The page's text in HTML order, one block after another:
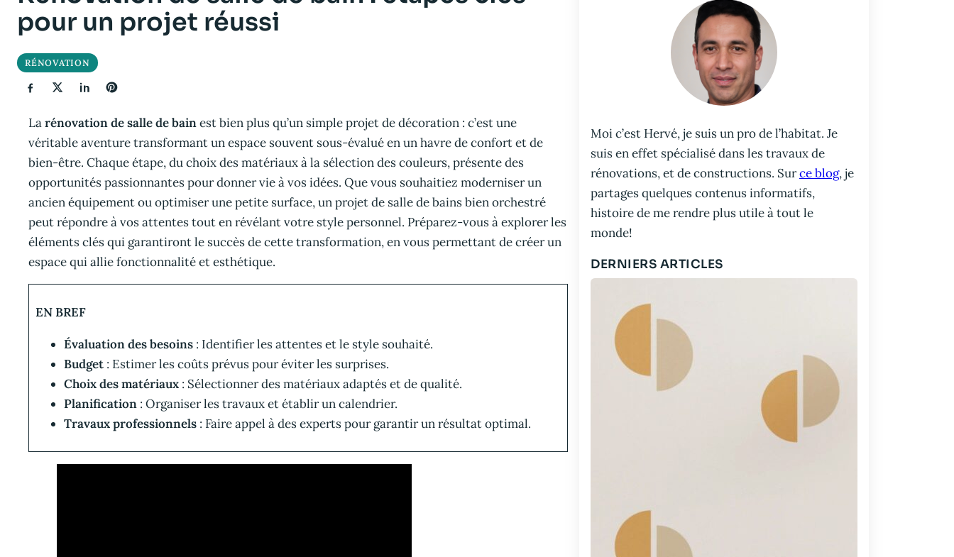
pour un projet réussi
RÉNOVATION
Larénovation de salle de bainest bien plus qu’un simple projet de décoration : c’est une
véritable aventure transformant un espace souvent sous-évalué en un havre de confort et de
bien-être. Chaque étape, du choix des matériaux à la sélection des couleurs, présente des
opportunités passionnantes pour donner vie à vos idées. Que vous souhaitiez moderniser un
ancien équipement ou optimiser une petite surface, un projet de salle de bains bien orchestré
peut répondre à vos attentes tout en révélant votre style personnel. Préparez-vous à explorer les
éléments clés qui garantiront le succès de cette transformation, en vous permettant de créer un
espace qui allie fonctionnalité et esthétique.
EN BREF
Évaluation des besoins: Identifier les attentes et le style souhaité.
Budget: Estimer les coûts prévus pour éviter les surprises.
Choix des matériaux: Sélectionner des matériaux adaptés et de qualité.
Planification: Organiser les travaux et établir un calendrier.
Travaux professionnels: Faire appel à des experts pour garantir un résultat optimal.
Moi c’est Hervé, je suis un pro de l’habitat. Je
suis en effet spécialisé dans les travaux de
rénovations, et de constructions. Surce blog, je
partages quelques contenus informatifs,
histoire de me rendre plus utile à tout le
monde!
DERNIERS ARTICLES